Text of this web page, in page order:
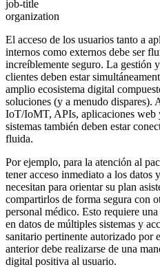
job-title
organization
El acceso de los usuarios tanto a
internos como externos debe ser
increíblemente seguro. La gestión
clientes deben estar
amplio ecosistema digital
soluciones (y a menudo dispares).
IoT/IoMT, APIs, aplicaciones web
sistemas también deben estar
fluida.
Por ejemplo, para la atención al
tener acceso inmediato a los datos
necesitan para orientar su plan
compartirlos de forma segura con
personal médico. Esto requiere
en datos de múltiples sistemas y
sanitario pertinente autorizado por
anterior debe realizarse de una
digital positiva al usuario.